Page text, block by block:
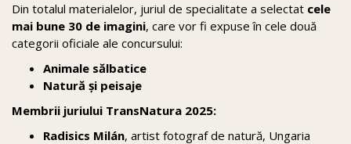
Din totalul materialelor, juriul de specialitate a selectat cele
mai bune 30 de imagini, care vor fi expuse în cele două
categorii oficiale ale concursului:
Animale sălbatice
Natură și peisaje
Membrii juriului TransNatura 2025:
Radisics Milán, artist fotograf de natură, Ungaria